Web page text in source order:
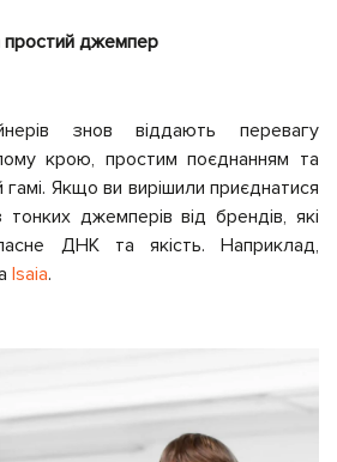
простий джемпер
знов віддають перевагу
крою, простим поєднанням та
гамі. Якщо ви вирішили приєднатися
джемперів від брендів, які
ДНК та якість. Наприклад,
Isaia.